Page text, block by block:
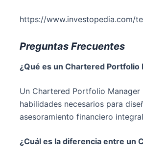
https://www.investopedia.com/
Preguntas Frecuentes
¿Qué es un Chartered Portfolio
Un Chartered Portfolio
habilidades necesarios para
asesoramiento financiero
¿Cuál es la diferencia entre un